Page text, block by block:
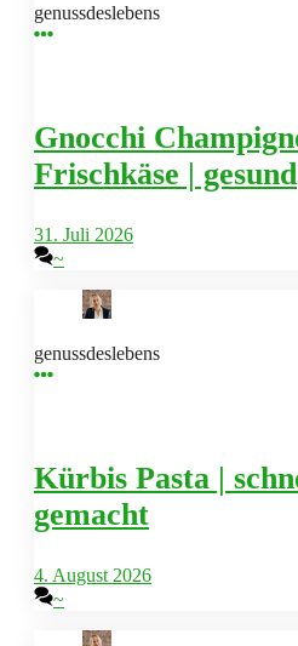
genussdeslebens
Gnocchi
Frischkäse | gesund
31. Juli 2026
~
genussdeslebens
Kürbis Pasta |
gemacht
4. August 2026
~